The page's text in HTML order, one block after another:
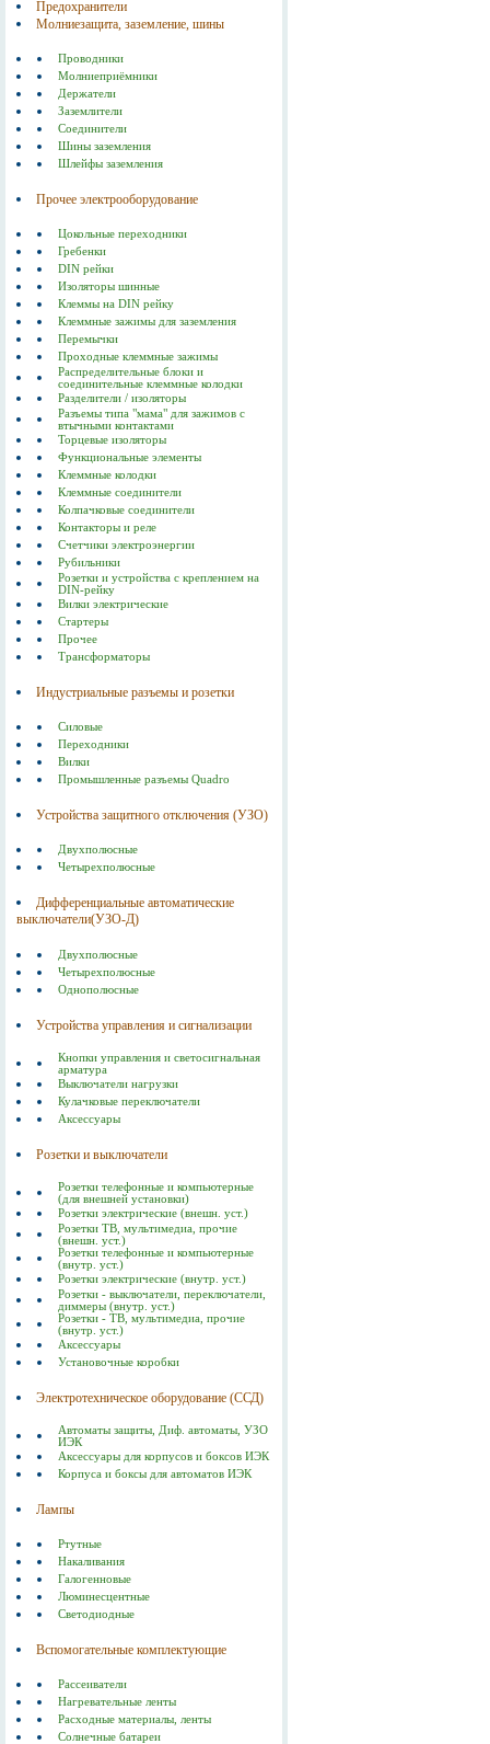
Предохранители
Молниезащита, заземление, шины
Проводники
Молниеприёмники
Держатели
Заземлители
Соединители
Шины заземления
Шлейфы заземления
Прочее электрооборудование
Цокольные переходники
Гребенки
DIN рейки
Изоляторы шинные
Клеммы на DIN рейку
Клеммные зажимы для заземления
Перемычки
Проходные клеммные зажимы
Распределительные блоки и
соединительные клеммные колодки
Разделители / изоляторы
Разъемы типа "мама" для зажимов с
втычными контактами
Торцевые изоляторы
Функциональные элементы
Клеммные колодки
Клеммные соединители
Колпачковые соединители
Контакторы и реле
Счетчики электроэнергии
Рубильники
Розетки и устройства с креплением на
DIN-рейку
Вилки электрические
Стартеры
Прочее
Трансформаторы
Индустриальные разъемы и розетки
Силовые
Переходники
Вилки
Промышленные разъемы Quadro
Устройства защитного отключения (УЗО)
Двухполюсные
Четырехполюсные
Дифференциальные автоматические
выключатели(УЗО-Д)
Двухполюсные
Четырехполюсные
Однополюсные
Устройства управления и сигнализации
Кнопки управления и светосигнальная
арматура
Выключатели нагрузки
Кулачковые переключатели
Аксессуары
Розетки и выключатели
Розетки телефонные и компьютерные
(для внешней установки)
Розетки электрические (внешн. уст.)
Розетки ТВ, мультимедиа, прочие
(внешн. уст.)
Розетки телефонные и компьютерные
(внутр. уст.)
Розетки электрические (внутр. уст.)
Розетки - выключатели, переключатели,
диммеры (внутр. уст.)
Розетки - ТВ, мультимедиа, прочие
(внутр. уст.)
Аксессуары
Установочные коробки
Электротехническое оборудование (ССД)
Автоматы защиты, Диф. автоматы, УЗО
ИЭК
Аксессуары для корпусов и боксов ИЭК
Корпуса и боксы для автоматов ИЭК
Лампы
Ртутные
Накаливания
Галогенновые
Люминесцентные
Светодиодные
Вспомогательные комплектующие
Рассеиватели
Нагревательные ленты
Расходные материалы, ленты
Солнечные батареи